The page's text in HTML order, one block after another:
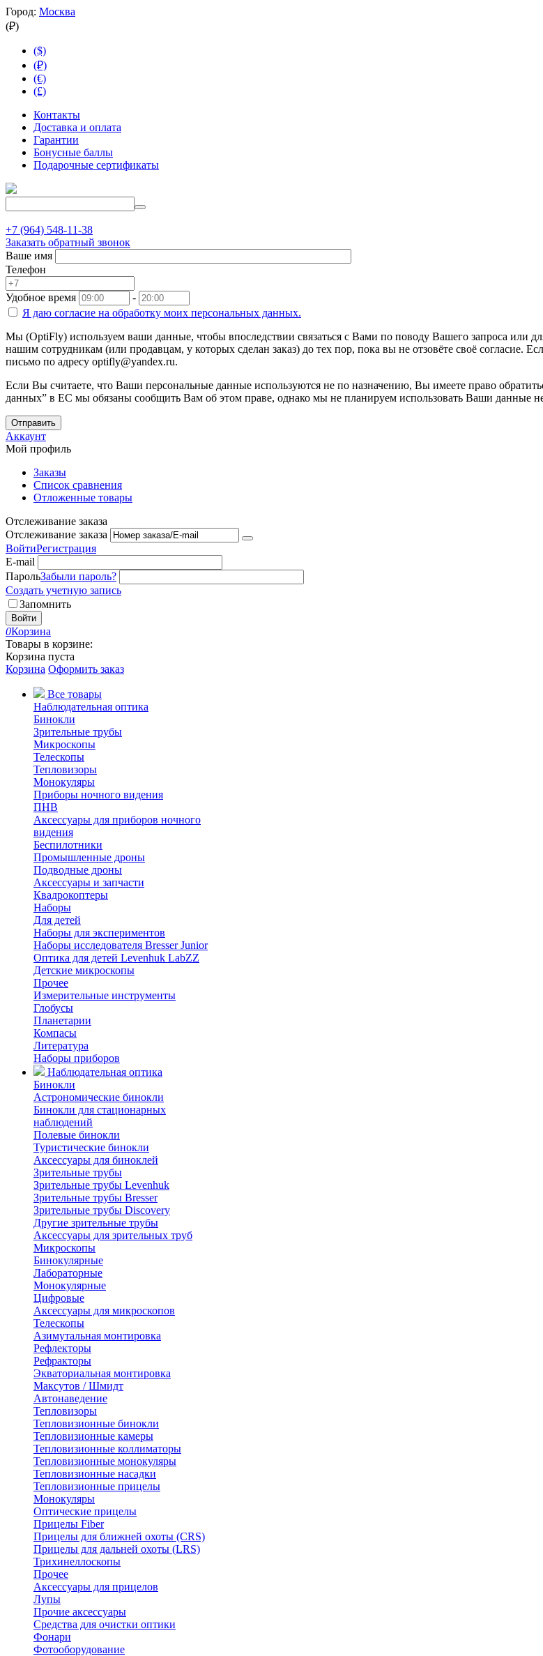
Город: Москва
(₽)
($)
(₽)
(€)
(£)
Контакты
Доставка и оплата
Гарантии
Бонусные баллы
Подарочные сертификаты
+7 (964) 548-11-38
Заказать обратный звонок
Ваше имя
Телефон
Удобное время
-
Я даю согласие на обработку моих персональных данных.
Мы (OptiFly) используем ваши данные, чтобы впоследствии связаться с Вами по поводу Вашего запроса или
нашим сотрудникам (или продавцам, у которых сделан заказ) до тех пор, пока вы не отзовёте своё согласие.
письмо по адресу optifly@yandex.ru.
Если Вы считаете, что Ваши персональные данные используются не по назначению, Вы имеете право
данных” в ЕС мы обязаны сообщить Вам об этом праве, однако мы не планируем использовать Ваши данные
Отправить
Аккаунт
Мой профиль
Заказы
Список сравнения
Отложенные товары
Отслеживание заказа
Отслеживание заказа
ВойтиРегистрация
E-mail
ПарольЗабыли пароль?
Создать учетную запись
Запомнить
Войти
0Корзина
Товары в корзине:
Корзина пуста
Корзина Оформить заказ
Все товары
Наблюдательная оптика
Бинокли
Зрительные трубы
Микроскопы
Телескопы
Тепловизоры
Монокуляры
Приборы ночного видения
ПНВ
Аксессуары для приборов ночного
видения
Беспилотники
Промышленные дроны
Подводные дроны
Аксессуары и запчасти
Квадрокоптеры
Наборы
Для детей
Наборы для экспериментов
Наборы исследователя Bresser Junior
Оптика для детей Levenhuk LabZZ
Детские микроскопы
Прочее
Измерительные инструменты
Глобусы
Планетарии
Компасы
Литература
Наборы приборов
Наблюдательная оптика
Бинокли
Астрономические бинокли
Бинокли для стационарных
наблюдений
Полевые бинокли
Туристические бинокли
Аксессуары для биноклей
Зрительные трубы
Зрительные трубы Levenhuk
Зрительные трубы Bresser
Зрительные трубы Discovery
Другие зрительные трубы
Аксессуары для зрительных труб
Микроскопы
Бинокулярные
Лабораторные
Монокулярные
Цифровые
Аксессуары для микроскопов
Телескопы
Азимутальная монтировка
Рефлекторы
Рефракторы
Экваториальная монтировка
Максутов / Шмидт
Автонаведение
Тепловизоры
Тепловизионные бинокли
Тепловизионные камеры
Тепловизионные коллиматоры
Тепловизионные монокуляры
Тепловизионные насадки
Тепловизионные прицелы
Монокуляры
Оптические прицелы
Прицелы Fiber
Прицелы для ближней охоты (CRS)
Прицелы для дальней охоты (LRS)
Трихинеллоскопы
Прочее
Аксессуары для прицелов
Лупы
Прочие аксессуары
Средства для очистки оптики
Фонари
Фотооборудование